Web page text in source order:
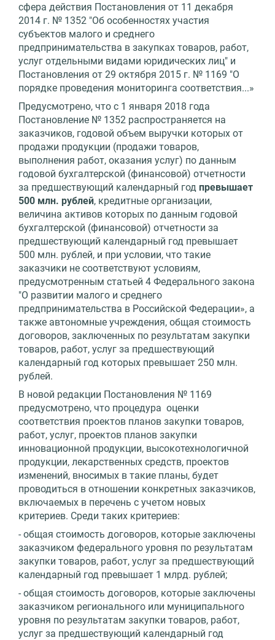
сфера действия Постановления от 11 декабря
2014 г. № 1352 "Об особенностях участия
субъектов малого и среднего
предпринимательства в закупках товаров, работ,
услуг отдельными видами юридических лиц" и
Постановления от 29 октября 2015 г. № 1169 "О
порядке проведения мониторинга соответствия...»
Предусмотрено, что с 1 января 2018 года
Постановление № 1352 распространяется на
заказчиков, годовой объем выручки которых от
продажи продукции (продажи товаров,
выполнения работ, оказания услуг) по данным
годовой бухгалтерской (финансовой) отчетности
за предшествующий календарный год превышает
500 млн. рублей, кредитные организации,
величина активов которых по данным годовой
бухгалтерской (финансовой) отчетности за
предшествующий календарный год превышает
500 млн. рублей, и при условии, что такие
заказчики не соответствуют условиям,
предусмотренным статьей 4 Федерального закона
"О развитии малого и среднего
предпринимательства в Российской Федерации», а
также автономные учреждения, общая стоимость
договоров, заключенных по результатам закупки
товаров, работ, услуг за предшествующий
календарный год которых превышает 250 млн.
рублей.
В новой редакции Постановления № 1169
предусмотрено, что процедура оценки
соответствия проектов планов закупки товаров,
работ, услуг, проектов планов закупки
инновационной продукции, высокотехнологичной
продукции, лекарственных средств, проектов
изменений, вносимых в такие планы, будет
проводиться в отношении конкретных заказчиков,
включаемых в перечень с учетом новых
критериев. Среди таких критериев:
- общая стоимость договоров, которые заключены
заказчиком федерального уровня по результатам
закупки товаров, работ, услуг за предшествующий
календарный год превышает 1 млрд. рублей;
- общая стоимость договоров, которые заключены
заказчиком регионального или муниципального
уровня по результатам закупки товаров, работ,
услуг за предшествующий календарный год